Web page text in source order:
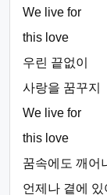
We live for
this love
우린 끝없이
사랑을 꿈꾸지
We live for
this love
꿈속에도 깨어
언제나 곁에 있